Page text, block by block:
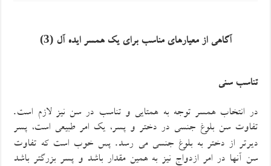
آگاهی از معیارهای مناسب براییکهمسر ایدهآل (
3
)
تناسب سنی
در انتخاب همسر توجه به همتایی و تناسب در سن نیز لازم است.
تفاوت سن بلوغ جنسی در دختر و پسر، یک امر طبیعی است، پسر
دیرتر از دختر به بلوغ جنسی می رسد. پس خوب است که تفاوت
سن آنها در امر ازدواج نیز به همین مقدار باشدو پسر بزرگتر باشد